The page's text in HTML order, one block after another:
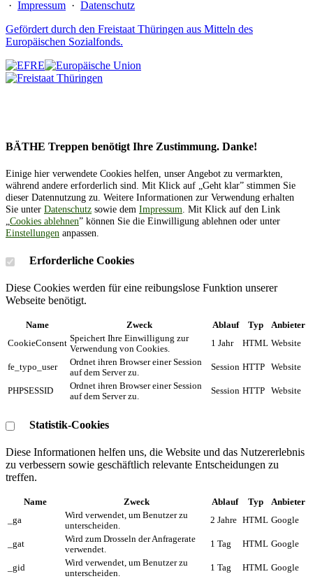
· Impressum · Datenschutz
Gefördert durch den Freistaat Thüringen aus Mitteln des
Europäischen Sozialfonds.
BÄTHE Treppen benötigt Ihre Zustimmung. Danke!
Einige hier verwendete Cookies helfen, unser Angebot zu vermarkten,
während andere erforderlich sind. Mit Klick auf „Geht klar” stimmen Sie
dieser Datennutzung zu. Weitere Informationen zur Verwendung erhalten
Sie unter Datenschutz sowie dem Impressum. Mit Klick auf den Link
„Cookies ablehnen” können Sie die Einwilligung ablehnen oder unter
Einstellungen anpassen.
Erforderliche Cookies
Diese Cookies werden für eine reibungslose Funktion unserer
Webseite benötigt.
Name Zweck Ablauf Typ
Anbieter
CookieConsent Speichert Ihre Einwilligung zur
Verwendung von Cookies.
1 Jahr HTML Website
fe_typo_user
Ordnet ihren Browser einer Session
auf dem Server zu.
Session HTTP Website
PHPSESSID
Ordnet ihren Browser einer Session
auf dem Server zu.
Session HTTP Website
Statistik-Cookies
Diese Informationen helfen uns, die Website und das Nutzererlebnis
zu verbessern sowie geschäftlich relevante Entscheidungen zu
treffen.
Name Zweck Ablauf Typ
Anbieter
_ga
Wird verwendet, um Benutzer zu
unterscheiden.
2 Jahre HTML Google
_gat
Wird zum Drosseln der Anfragerate
verwendet.
1 Tag HTML Google
_gid
Wird verwendet, um Benutzer zu
unterscheiden.
1 Tag HTML Google